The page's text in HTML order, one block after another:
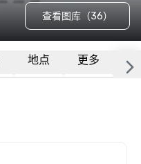
查看图库（36）
地点 更多 常